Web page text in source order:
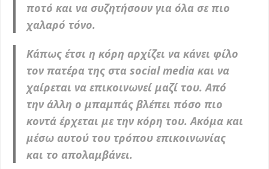
ποτό και να συζητήσουν για όλα σε πιο
χαλαρό τόνο.
Κάπως έτσι η κόρη αρχίζει να κάνει φίλο
τον πατέρα της στα social media και να
χαίρεται να επικοινωνεί μαζί του. Από
την άλλη ο μπαμπάς βλέπει πόσο πιο
κοντά έρχεται με την κόρη του. Ακόμα και
μέσω αυτού του τρόπου επικοινωνίας
και το απολαμβάνει.